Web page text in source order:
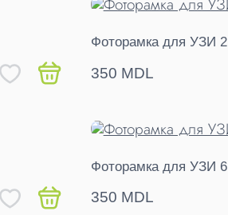
Фоторамка для УЗИ 2
350 MDL
Фоторамка для УЗИ 6
350 MDL